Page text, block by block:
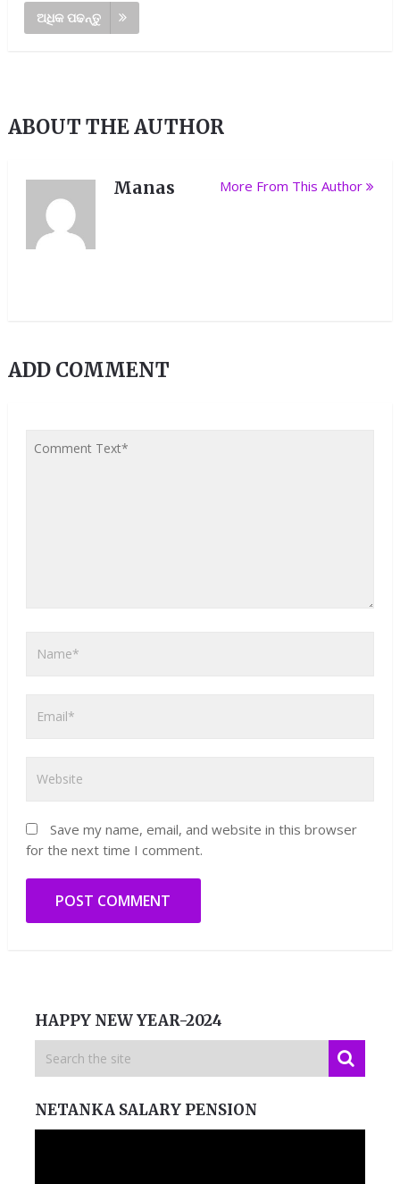
ଅଧିକ ପଢନ୍ତୁ
ABOUT THE AUTHOR
Manas More From This Author
ADD COMMENT
Save my name, email, and website in this browser
for the next time I comment.
HAPPY NEW YEAR-2024
NETANKA SALARY PENSION